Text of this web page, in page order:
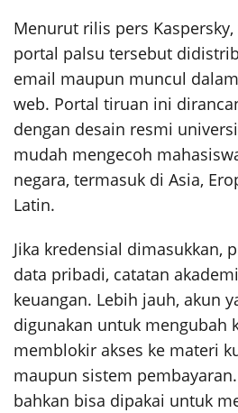
Menurut rilis pers
portal palsu tersebut
email maupun muncul
web. Portal tiruan ini
dengan desain resmi
mudah mengecoh
negara, termasuk di Asia,
Latin.
Jika kredensial dimasukkan,
data pribadi, catatan
keuangan. Lebih jauh, akun
digunakan untuk mengubah
memblokir akses ke materi
maupun sistem
bahkan bisa dipakai untuk